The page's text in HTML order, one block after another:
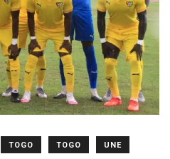
TOGO TOGO UNE